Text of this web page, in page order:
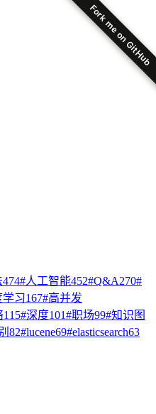
Fork me on GitHub
474#人工智能452#Q&A270#
学习167#高并发
115#深度101#职场99#知识图
82#lucene69#elasticsearch63